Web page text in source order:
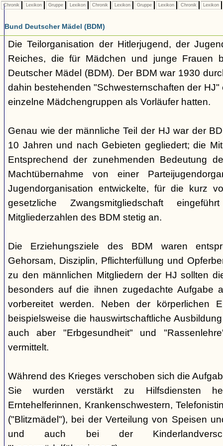
Chronik Lexikon Gruppe Lexikon Chronik Lexikon Gruppe Lexikon Chronik Lexikon
Bund Deutscher Mädel (BDM)
Die Teilorganisation der Hitlerjugend, der
Reiches, die für Mädchen und junge Frauen
Deutscher Mädel (BDM). Der BDM war 1930
dahin bestehenden "Schwesternschaften der
einzelne Mädchengruppen als Vorläufer hatten.
Genau wie der männliche Teil der HJ war der
10 Jahren und nach Gebieten gegliedert; die
Entsprechend der zunehmenden Bedeutung
Machtübernahme von einer
Jugendorganisation entwickelte, für die kurz
gesetzliche Zwangsmitgliedschaft
Mitgliederzahlen des BDM stetig an.
Die Erziehungsziele des BDM waren
Gehorsam, Disziplin, Pflichterfüllung und
zu den männlichen Mitgliedern der HJ sollten
besonders auf die ihnen zugedachte Aufgabe
vorbereitet werden. Neben der körperlichen
beispielsweise die hauswirtschaftliche
auch aber "Erbgesundheit" und
vermittelt.
Während des Krieges verschoben sich die
Sie wurden verstärkt zu Hilfsdiensten
Erntehelferinnen, Krankenschwestern,
("Blitzmädel"), bei der Verteilung von Speisen
und auch bei der